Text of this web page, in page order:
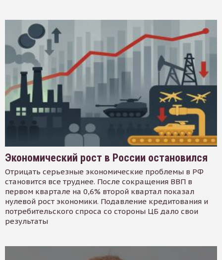
Экономический рост в России остановился
Отрицать серьезные экономические проблемы в РФ
становится все труднее. После сокращения ВВП в
первом квартале на 0,6% второй квартал показал
нулевой рост экономики. Подавление кредитования и
потребительского спроса со стороны ЦБ дало свои
результаты